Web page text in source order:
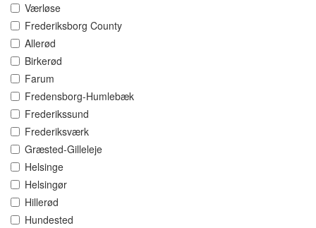
Værløse
Frederiksborg County
Allerød
Birkerød
Farum
Fredensborg-Humlebæk
Frederikssund
Frederiksværk
Græsted-Gilleleje
Helsinge
Helsingør
Hillerød
Hundested